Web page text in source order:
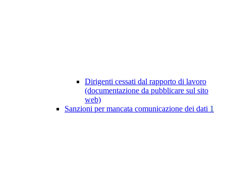
Dirigenti cessati dal rapporto di lavoro
(documentazione da pubblicare sul sito
web)
Sanzioni per mancata comunicazione dei dati 1